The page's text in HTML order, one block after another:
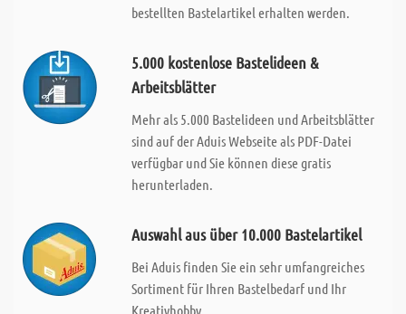
bestellten Bastelartikel erhalten werden.
5.000 kostenlose Bastelideen &
Arbeitsblätter
Mehr als 5.000 Bastelideen und Arbeitsblätter
sind auf der Aduis Webseite als PDF-Datei
verfügbar und Sie können diese gratis
herunterladen.
Auswahl aus über 10.000 Bastelartikel
Bei Aduis finden Sie ein sehr umfangreiches
Sortiment für Ihren Bastelbedarf und Ihr
Kreativhobby.